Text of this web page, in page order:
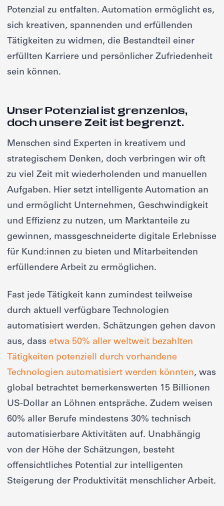
Potenzial zu entfalten. Automation ermöglicht es,
sich kreativen, spannenden und erfüllenden
Tätigkeiten zu widmen, die Bestandteil einer
erfüllten Karriere und persönlicher Zufriedenheit
sein können.
Unser Potenzial ist grenzenlos,
doch unsere Zeit ist begrenzt.
Menschen sind Experten in kreativem und
strategischem Denken, doch verbringen wir oft
zu viel Zeit mit wiederholenden und manuellen
Aufgaben. Hier setzt intelligente Automation an
und ermöglicht Unternehmen, Geschwindigkeit
und Effizienz zu nutzen, um Marktanteile zu
gewinnen, massgeschneiderte digitale Erlebnisse
für Kund:innen zu bieten und Mitarbeitenden
erfüllendere Arbeit zu ermöglichen.
Fast jede Tätigkeit kann zumindest teilweise
durch aktuell verfügbare Technologien
automatisiert werden. Schätzungen gehen davon
aus, dass etwa 50% aller weltweit bezahlten
Tätigkeiten potenziell durch vorhandene
Technologien automatisiert werden könnten, was
global betrachtet bemerkenswerten 15 Billionen
US-Dollar an Löhnen entspräche. Zudem weisen
60% aller Berufe mindestens 30% technisch
automatisierbare Aktivitäten auf. Unabhängig
von der Höhe der Schätzungen, besteht
offensichtliches Potential zur intelligenten
Steigerung der Produktivität menschlicher Arbeit.